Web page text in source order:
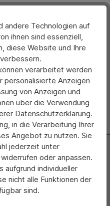
unseren regelmäßig
Sie werden stets als Erster
Angebote informiert.
andere Technologien auf
ihnen sind essenziell,
diese Website und Ihre
verarbeitet werden
personalisierte Anzeigen
von Anzeigen und
über die Verwendung
Datenschutzerklärung.
in die Verarbeitung Ihrer
Angebot zu nutzen. Sie
jederzeit unter
oder anpassen.
aufgrund individueller
nicht alle Funktionen der
sind.